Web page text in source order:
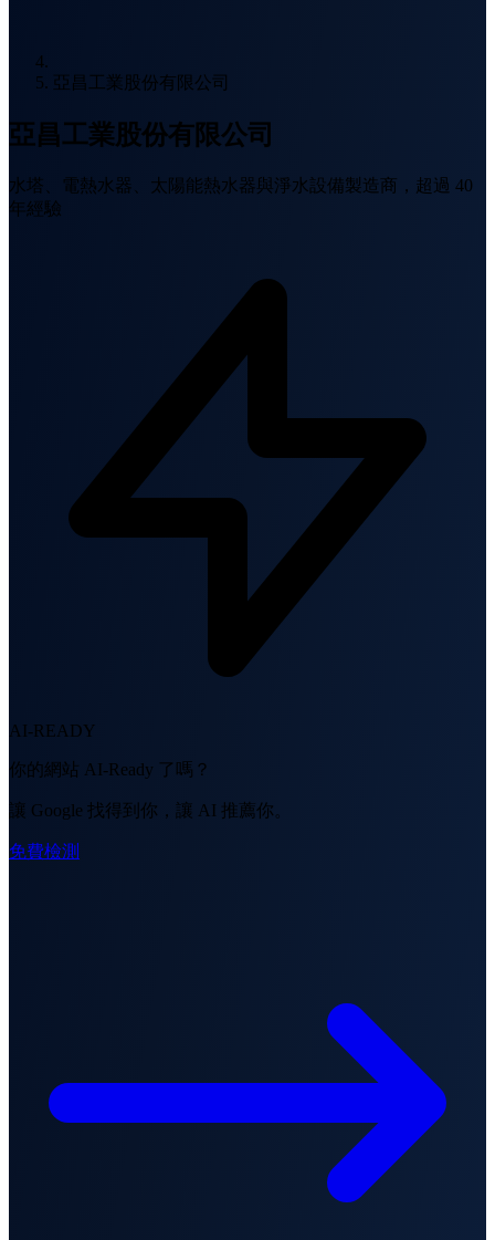
亞昌工業股份有限公司
亞昌工業股份有限公司
水塔、電熱水器、太陽能熱水器與淨水設備製造商，超過 40
年經驗
AI-READY
你的網站 AI-Ready 了嗎？
讓 Google 找得到你，讓 AI 推薦你。
免費檢測